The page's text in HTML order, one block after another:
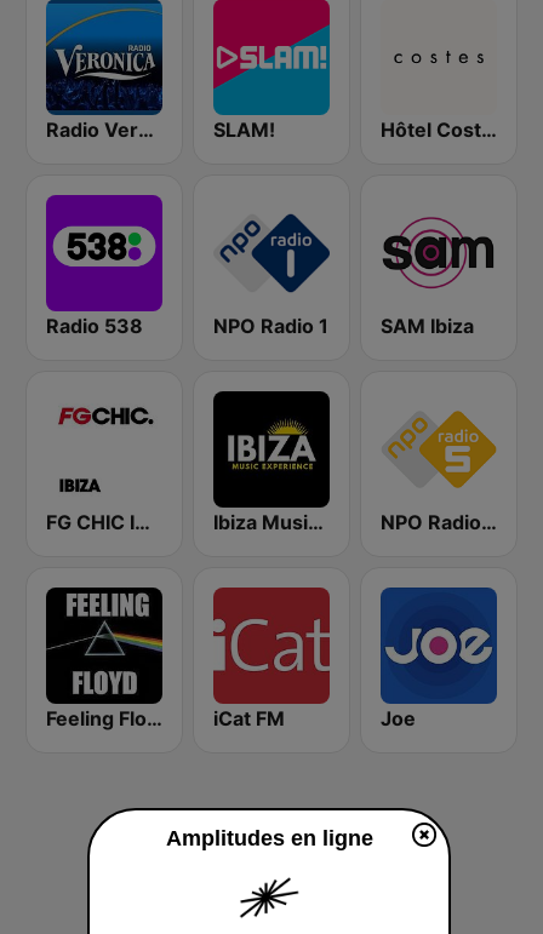
Radio Veronica SLAM! Hôtel Costes
Radio 538 NPO Radio 1 SAM Ibiza
FG CHIC IBIZA Ibiza Music Experience NPO Radio 5
Feeling Floyd iCat FM Joe
Amplitudes en ligne